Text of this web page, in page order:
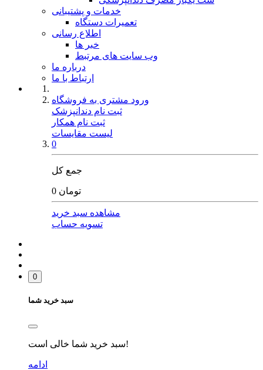
خدمات و پشتیبانی
تعمیرات دستگاه
اطلاع رسانی
خبر ها
وب سایت های مرتبط
درباره ما
ارتباط با ما
ورود مشتری به فروشگاه
ثبت نام دندانپزشک
ثبت نام همکار
لیست مقایسات
0
جمع کل
0 تومان
مشاهده سبد خرید
تسویه حساب
0
سبد خرید شما
سبد خرید شما خالی است!
ادامه